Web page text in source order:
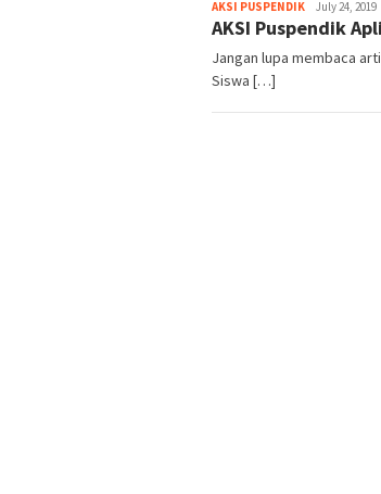
AKSI PUSPENDIKAdmin
July 24, 2019
AKSI Puspendik
Jangan lupa membaca
Siswa […]